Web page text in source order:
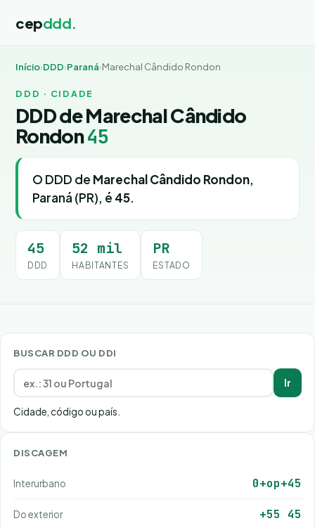
cepddd.
Início›DDD›Paraná›Marechal Cândido Rondon
DDD · CIDADE
DDD de Marechal Cândido
Rondon45
O DDD de Marechal Cândido Rondon,
Paraná (PR), é 45.
45
DDD
52 mil
HABITANTES
PR
ESTADO
BUSCAR DDD OU DDI
Ir
Cidade, código ou país.
DISCAGEM
Interurbano 0+op+45
Do exterior +55 45